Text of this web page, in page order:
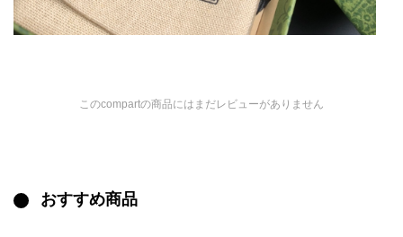
このcompartの商品にはまだレビューがありません
おすすめ商品